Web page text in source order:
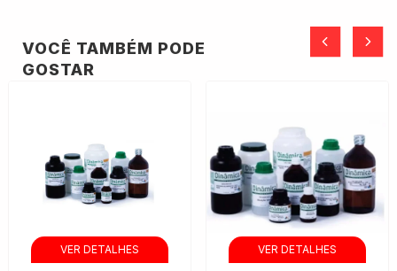
VOCÊ TAMBÉM PODE
GOSTAR